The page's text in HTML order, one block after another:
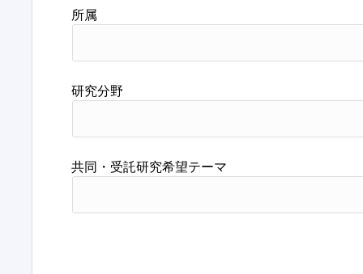
所属
研究分野
共同・受託研究希望テーマ